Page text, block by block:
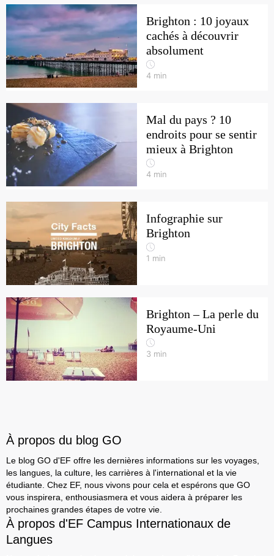
Brighton : 10 joyaux
cachés à découvrir
absolument
4 min
Mal du pays ? 10
endroits pour se sentir
mieux à Brighton
4 min
Infographie sur
Brighton
1 min
Brighton – La perle du
Royaume-Uni
3 min
À propos du blog GO
Le blog GO d'EF offre les dernières informations sur les voyages,
les langues, la culture, les carrières à l'international et la vie
étudiante. Chez EF, nous vivons pour cela et espérons que GO
vous inspirera, enthousiasmera et vous aidera à préparer les
prochaines grandes étapes de votre vie.
À propos d'EF Campus Internationaux de
Langues